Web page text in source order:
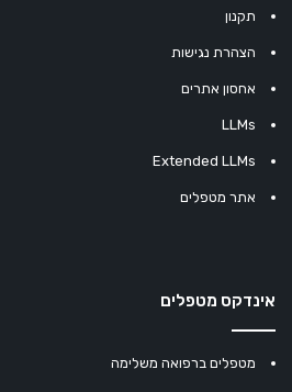
תקנון
הצהרת נגישות
אחסון אתרים
LLMs
Extended LLMs
אתר מטפלים
אינדקס מטפלים
מטפלים ברפואה משלימה